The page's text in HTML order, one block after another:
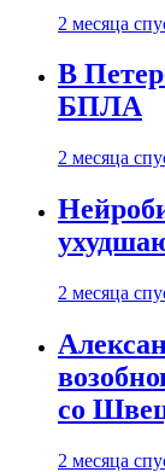
2 месяца
В
БПЛА
2 месяца
2 месяца
со
2 месяца